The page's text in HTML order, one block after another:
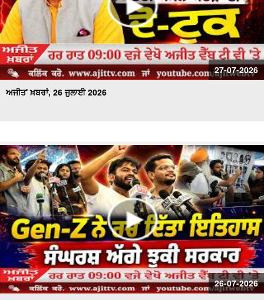
27-07-2026
ਅਜੀਤ' ਖ਼ਬਰਾਂ, 26 ਜੁਲਾਈ 2026
26-07-2026